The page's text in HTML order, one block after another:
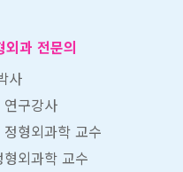
외과 전문의
사
구강사
형외과학 교수
외과학 교수